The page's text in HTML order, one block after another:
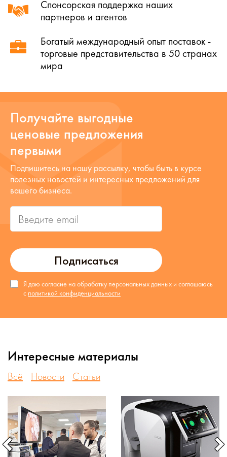
Спонсорская поддержка наших
партнеров и агентов
Богатый международный опыт поставок -
торговые представительства в 50 странах
мира
Получайте выгодные
ценовые предложения
первыми
Подписаться
Я даю согласие на обработку персональных данных и соглашаюсь
с политикой конфиденциальности
Подпишитесь на нашу рассылку, чтобы быть в курсе
полезных новостей и интересных предложений для
вашего бизнеса.
Интересные материалы
Всё Новости Статьи